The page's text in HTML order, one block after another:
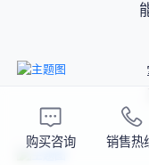
购买咨询 销售热